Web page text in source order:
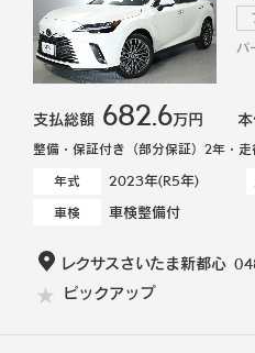
パ
支払総額 682.6万円
整備・保証付き（部分保証）2年・走
年式
2023年(R5年)
車検 車検整備付
レクサスさいたま新都心
ピックアップ